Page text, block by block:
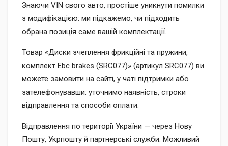
Знаючи VIN свого авто, простіше уникнути помилки
з модифікацією: ми підкажемо, чи підходить
обрана позиція саме вашій комплектації.
Товар «Диски зчеплення фрикційні та пружини,
комплект Ebc brakes (SRC077)» (артикул SRC077) ви
можете замовити на сайті, у чаті підтримки або
зателефонувавши: уточнимо наявність, строки
відправлення та способи оплати.
Відправлення по території України — через Нову
Пошту, Укрпошту й партнерські служби. Можливий